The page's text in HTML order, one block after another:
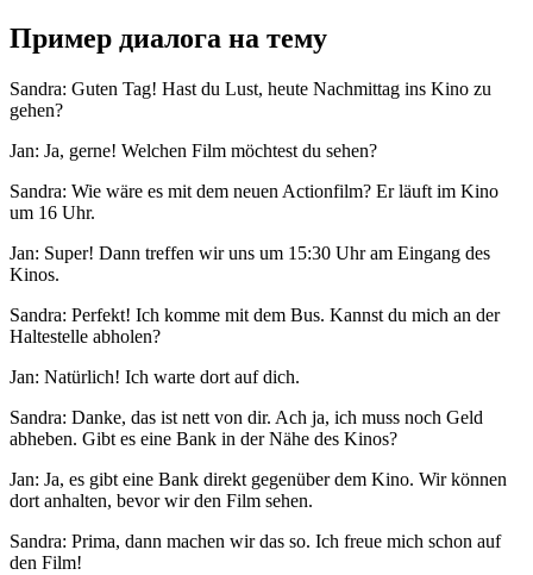
Пример диалога на тему
Sandra: Guten Tag! Hast du Lust, heute Nachmittag ins Kino zu
gehen?
Jan: Ja, gerne! Welchen Film möchtest du sehen?
Sandra: Wie wäre es mit dem neuen Actionfilm? Er läuft im Kino
um 16 Uhr.
Jan: Super! Dann treffen wir uns um 15:30 Uhr am Eingang des
Kinos.
Sandra: Perfekt! Ich komme mit dem Bus. Kannst du mich an der
Haltestelle abholen?
Jan: Natürlich! Ich warte dort auf dich.
Sandra: Danke, das ist nett von dir. Ach ja, ich muss noch Geld
abheben. Gibt es eine Bank in der Nähe des Kinos?
Jan: Ja, es gibt eine Bank direkt gegenüber dem Kino. Wir können
dort anhalten, bevor wir den Film sehen.
Sandra: Prima, dann machen wir das so. Ich freue mich schon auf
den Film!